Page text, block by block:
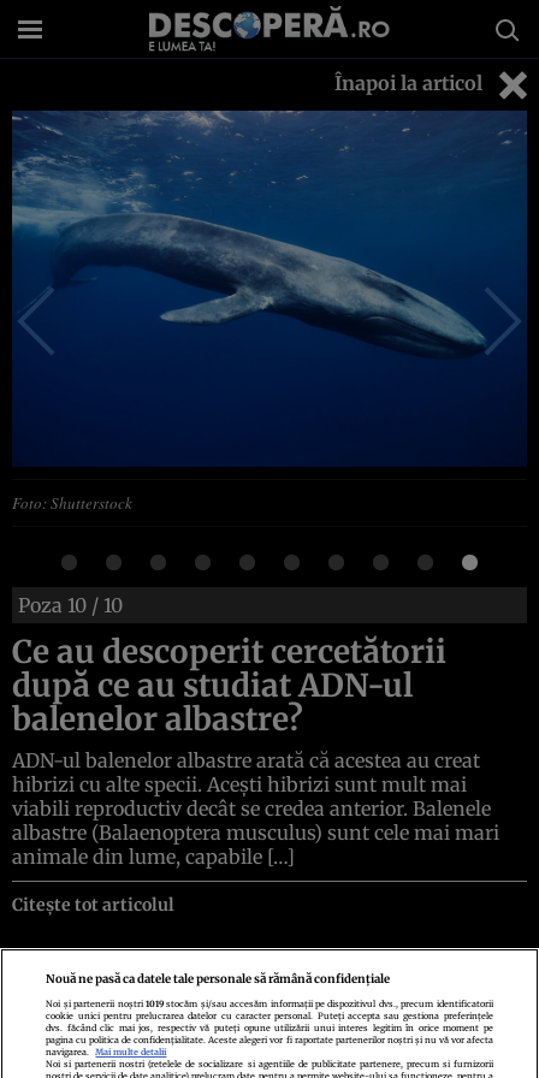
Înapoi la articol
Foto: Shutterstock
Poza 10 / 10
Ce au descoperit cercetătorii
după ce au studiat ADN-ul
balenelor albastre?
ADN-ul balenelor albastre arată că acestea au creat
hibrizi cu alte specii. Acești hibrizi sunt mult mai
viabili reproductiv decât se credea anterior. Balenele
albastre (Balaenoptera musculus) sunt cele mai mari
animale din lume, capabile […]
Citește tot articolul
Politica de confidenţialitatePolitica de cookiesTermeni şi condiţii
Echipa redacționalăContactSetări Cookies
Nouă ne pasă ca datele tale personale să rămână confidențiale
Noi și partenerii noștri1019 stocăm și/sau accesăm informații pe dispozitivul dvs., precum identificatorii
cookie unici pentru prelucrarea datelor cu caracter personal. Puteți accepta sau gestiona preferințele
dvs. făcând clic mai jos, respectiv vă puteți opune utilizării unui interes legitim în orice moment pe
pagina cu politica de confidențialitate. Aceste alegeri vor fi raportate partenerilor noștri și nu vă vor afecta
navigarea.
Mai multe detalii
Noi si partenerii nostri (retelele de socializare si agentiile de publicitate partenere, precum si furnizorii
nostri de servicii de date analitice) prelucram date pentru a permite website-ului sa functioneze, pentru a